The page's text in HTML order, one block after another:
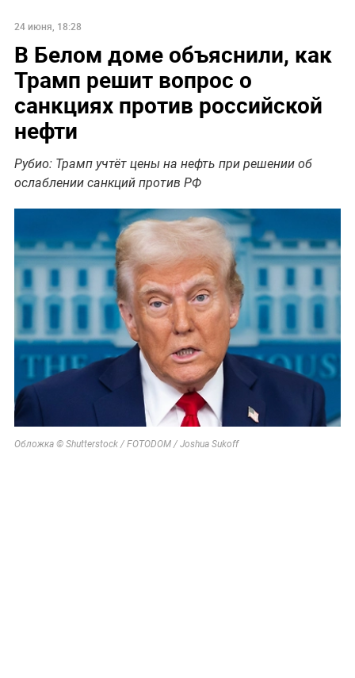
24 июня, 18:28
В Белом доме объяснили, как
Трамп решит вопрос о
санкциях против российской
нефти
Рубио: Трамп учтёт цены на нефть при решении об
ослаблении санкций против РФ
Обложка © Shutterstock / FOTODOM / Joshua Sukoff